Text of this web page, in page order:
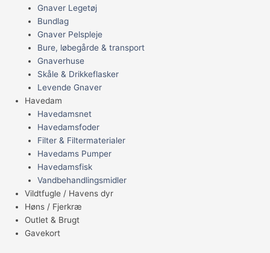
Gnaver Legetøj
Bundlag
Gnaver Pelspleje
Bure, løbegårde & transport
Gnaverhuse
Skåle & Drikkeflasker
Levende Gnaver
Havedam
Havedamsnet
Havedamsfoder
Filter & Filtermaterialer
Havedams Pumper
Havedamsfisk
Vandbehandlingsmidler
Vildtfugle / Havens dyr
Høns / Fjerkræ
Outlet & Brugt
Gavekort